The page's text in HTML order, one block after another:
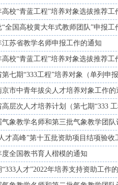
高校“青蓝工程”培养对象选拔推荐工
全国高校黄大年式教师团队”申报工
江苏省教学名师申报工作的通知
高校“青蓝工程”培养对象选拔推荐工
七期“333工程”培养对象（单列申
京市中青年拔尖人才培养对象工作的
层次人才培养计划（第七期“333
气象教学名师和第三批气象教学团队
才高峰”第十五批资助项目结项验收
度全国教书育人楷模的通知
人才”2022年培养支持资助工作